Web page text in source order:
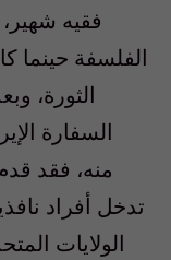
فقيه
الفلسفة حينما
الثورة،
السفارة
منه، فقد
تدخل أفراد
الولايات